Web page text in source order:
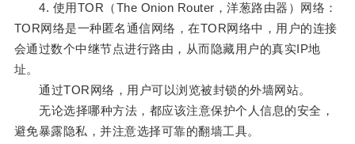
4. 使用TOR（The Onion Router，洋葱路由器）网络：
TOR网络是一种匿名通信网络，在TOR网络中，用户的连接
会通过数个中继节点进行路由，从而隐藏用户的真实IP地
址。
通过TOR网络，用户可以浏览被封锁的外墙网站。
无论选择哪种方法，都应该注意保护个人信息的安全，
避免暴露隐私，并注意选择可靠的翻墙工具。